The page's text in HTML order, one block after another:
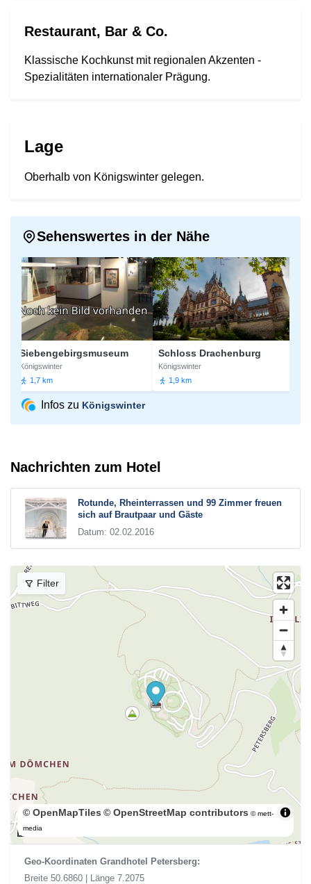
Restaurant, Bar & Co.
Klassische Kochkunst mit regionalen Akzenten -
Spezialitäten internationaler Prägung.
Lage
Oberhalb von Königswinter gelegen.
Sehenswertes in der Nähe
Siebengebirgsmuseum
Königswinter
1,7 km
Schloss Drachenburg
Königswinter
1,9 km
Infos zu Königswinter
Nachrichten zum Hotel
Rotunde, Rheinterrassen und 99 Zimmer freuen
sich auf Brautpaar und Gäste
Datum: 02.02.2016
300 m
© OpenMapTiles © OpenStreetMap contributors © mett-
media
Filter
Geo-Koordinaten Grandhotel Petersberg:
Breite 50.6860 | Länge 7.2075